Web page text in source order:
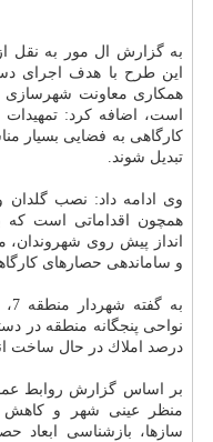
به گزارش ال مور به نقل
این طرح با هدف اجرای
همكاری معاونت شهرسازی
است، اضافه كرد:
كارگاهی به فضایی بسیار
تبدیل شوند.
وی ادامه داد: نصب گلدان
همچون اقداماتی است كه
انداز پیش روی
و ساماندهی حصارهای
درصد املاك در حال ساخت
منظر عینی شهر و
سازها، بازشناسی ابعاد